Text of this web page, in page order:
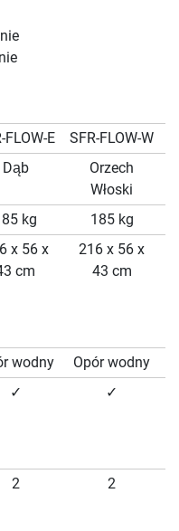
FLOW-E SFR-FLOW-W
Dąb
Orzech
Włoski
kg
185 kg
x 56 x
cm
216 x 56 x
43 cm
wodny Opór wodny
✓ ✓
2 2